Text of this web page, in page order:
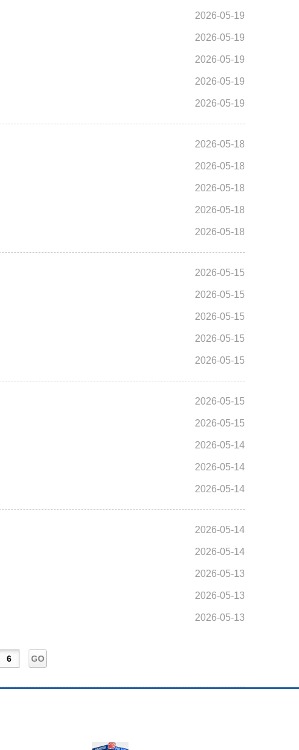
2026-05-19
2026-05-19
2026-05-19
2026-05-19
2026-05-19
2026-05-18
2026-05-18
2026-05-18
2026-05-18
2026-05-18
2026-05-15
2026-05-15
2026-05-15
2026-05-15
2026-05-15
2026-05-15
2026-05-15
2026-05-14
2026-05-14
2026-05-14
2026-05-14
2026-05-14
2026-05-13
2026-05-13
2026-05-13
GO